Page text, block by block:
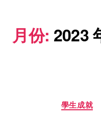
月份: 2023
學生成就